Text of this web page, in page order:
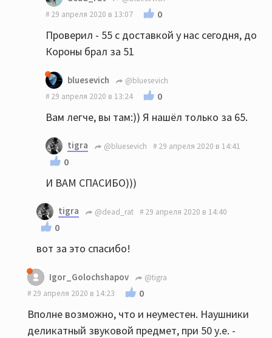
29 апреля 2020 в 13:07
0
Проверил - 55 с доставкой у нас сегодня, до
Короны брал за 51
bluesevich
@bluesevich
29 апреля 2020 в 13:24
0
Вам легче, вы там:)) Я нашёл только за 65.
tigra @bluesevich 29 апреля 2020 в 14:41
0
И ВАМ СПАСИБО)))
tigra @dead_rat 29 апреля 2020 в 14:40
0
вот за это спасибо!
Igor_Golochshapov
@tigra
29 апреля 2020 в 14:23
0
Вполне возможно, что и неуместен. Наушники
деликатный звуковой предмет, при 50 у.е. -